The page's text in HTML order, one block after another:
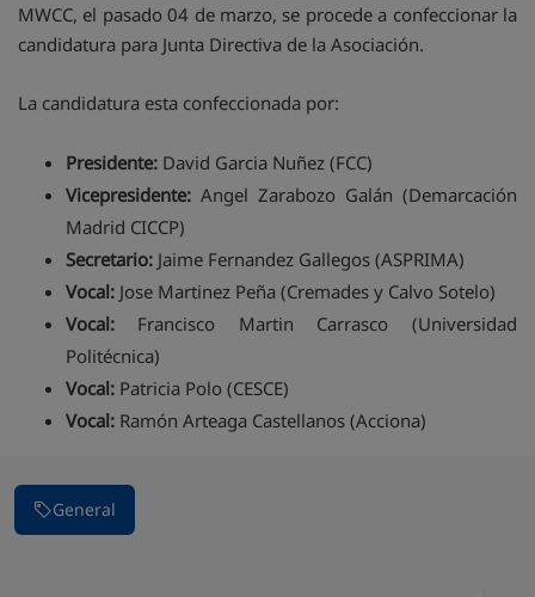
MWCC, el pasado 04 de marzo, se procede a confeccionar la
candidatura para Junta Directiva de la Asociación.
La candidatura esta confeccionada por:
Presidente: David Garcia Nuñez (FCC)
Vicepresidente: Angel Zarabozo Galán (Demarcación
Madrid CICCP)
Secretario: Jaime Fernandez Gallegos (ASPRIMA)
Vocal: Jose Martinez Peña (Cremades y Calvo Sotelo)
Vocal: Francisco Martin Carrasco (Universidad
Politécnica)
Vocal: Patricia Polo (CESCE)
Vocal: Ramón Arteaga Castellanos (Acciona)
General